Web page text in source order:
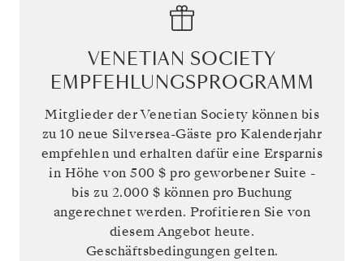
VENETIAN SOCIETY
EMPFEHLUNGSPROGRAMM
Mitglieder der Venetian Society können bis
zu 10 neue Silversea-Gäste pro Kalenderjahr
empfehlen und erhalten dafür eine Ersparnis
in Höhe von 500 $ pro geworbener Suite -
bis zu 2.000 $ können pro Buchung
angerechnet werden. Profitieren Sie von
diesem Angebot heute.
Geschäftsbedingungen gelten.